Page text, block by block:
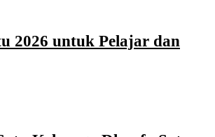
2026 untuk Pelajar dan